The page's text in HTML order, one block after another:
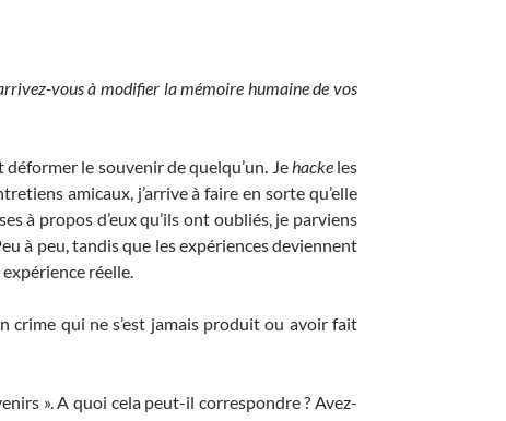
vous à modifier la mémoire humaine de vos
le souvenir de quelqu’un. Jehackeles
amicaux, j’arrive à faire en sorte qu’elle
à propos d’eux qu’ils ont oubliés, je parviens
à peu, tandis que les expériences deviennent
réelle.
crime qui ne s’est jamais produit ou avoir fait
». A quoi cela peut-il correspondre ? Avez-